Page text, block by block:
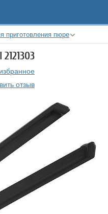
приготовления пюре
отзыв